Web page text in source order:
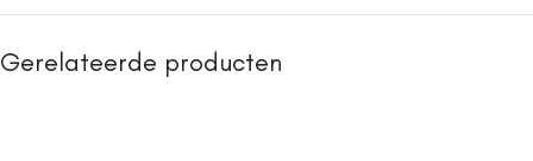
Gerelateerde producten